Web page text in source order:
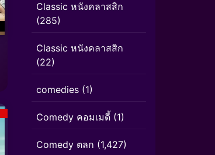
Classic หนังคลาสสิก
(285)
Classic หนังคลาสสิก
(22)
comedies (1)
Comedy คอมเมดี้ (1)
Comedy ตลก (1,427)